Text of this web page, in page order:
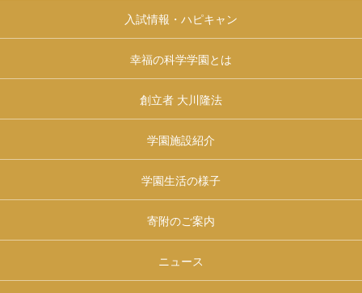
入試情報・ハピキャン
幸福の科学学園とは
創立者 大川隆法
学園施設紹介
学園生活の様子
寄附のご案内
ニュース